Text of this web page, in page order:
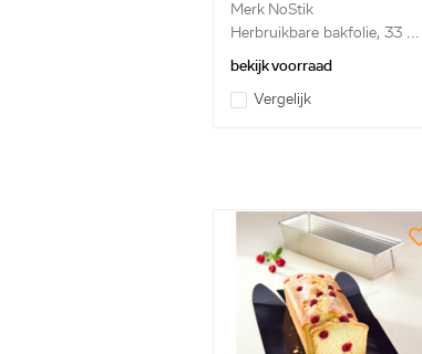
Merk NoStik
Herbruikbare bakfolie, 33 ...
bekijk voorraad
Vergelijk